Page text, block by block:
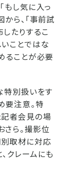
もし気に入っ
ら、「事前試
たりするこ
ことではな
ることが必要
特別扱いをす
要注意。特
記者会見の場
ら。撮影位
別取材に対応
クレームにも